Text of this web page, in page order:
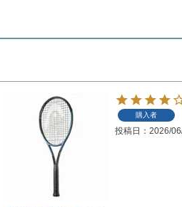
購入者
投稿日 2026/